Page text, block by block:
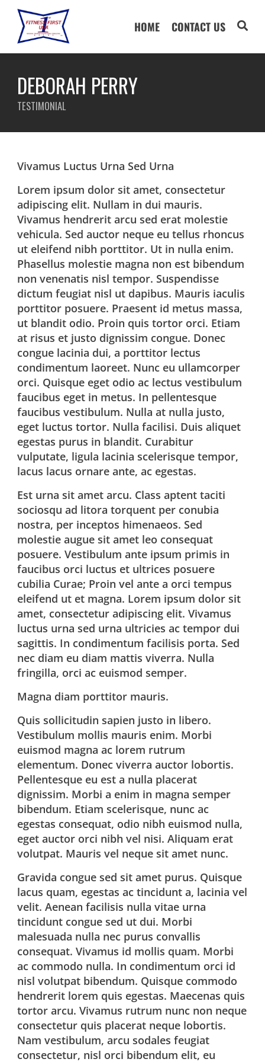
HOME CONTACT US
DEBORAH PERRY
TESTIMONIAL
Vivamus Luctus Urna Sed Urna
Lorem ipsum dolor sit amet, consectetur
adipiscing elit. Nullam in dui mauris.
Vivamus hendrerit arcu sed erat molestie
vehicula. Sed auctor neque eu tellus rhoncus
ut eleifend nibh porttitor. Ut in nulla enim.
Phasellus molestie magna non est bibendum
non venenatis nisl tempor. Suspendisse
dictum feugiat nisl ut dapibus. Mauris iaculis
porttitor posuere. Praesent id metus massa,
ut blandit odio. Proin quis tortor orci. Etiam
at risus et justo dignissim congue. Donec
congue lacinia dui, a porttitor lectus
condimentum laoreet. Nunc eu ullamcorper
orci. Quisque eget odio ac lectus vestibulum
faucibus eget in metus. In pellentesque
faucibus vestibulum. Nulla at nulla justo,
eget luctus tortor. Nulla facilisi. Duis aliquet
egestas purus in blandit. Curabitur
vulputate, ligula lacinia scelerisque tempor,
lacus lacus ornare ante, ac egestas.
Est urna sit amet arcu. Class aptent taciti
sociosqu ad litora torquent per conubia
nostra, per inceptos himenaeos. Sed
molestie augue sit amet leo consequat
posuere. Vestibulum ante ipsum primis in
faucibus orci luctus et ultrices posuere
cubilia Curae; Proin vel ante a orci tempus
eleifend ut et magna. Lorem ipsum dolor sit
amet, consectetur adipiscing elit. Vivamus
luctus urna sed urna ultricies ac tempor dui
sagittis. In condimentum facilisis porta. Sed
nec diam eu diam mattis viverra. Nulla
fringilla, orci ac euismod semper.
Magna diam porttitor mauris.
Quis sollicitudin sapien justo in libero.
Vestibulum mollis mauris enim. Morbi
euismod magna ac lorem rutrum
elementum. Donec viverra auctor lobortis.
Pellentesque eu est a nulla placerat
dignissim. Morbi a enim in magna semper
bibendum. Etiam scelerisque, nunc ac
egestas consequat, odio nibh euismod nulla,
eget auctor orci nibh vel nisi. Aliquam erat
volutpat. Mauris vel neque sit amet nunc.
Gravida congue sed sit amet purus. Quisque
lacus quam, egestas ac tincidunt a, lacinia vel
velit. Aenean facilisis nulla vitae urna
tincidunt congue sed ut dui. Morbi
malesuada nulla nec purus convallis
consequat. Vivamus id mollis quam. Morbi
ac commodo nulla. In condimentum orci id
nisl volutpat bibendum. Quisque commodo
hendrerit lorem quis egestas. Maecenas quis
tortor arcu. Vivamus rutrum nunc non neque
consectetur quis placerat neque lobortis.
Nam vestibulum, arcu sodales feugiat
consectetur, nisl orci bibendum elit, eu